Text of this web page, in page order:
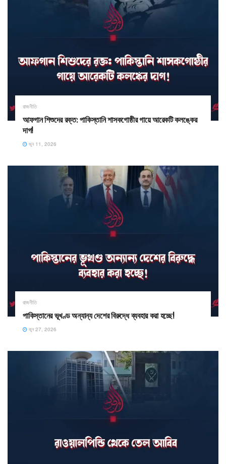
রাজনীতি
আফগান শিশুদের রক্ত: পাকিস্তানি শাসকগোষ্ঠীর গায়ে আরেকটি কলঙ্কের
দাগ!
জুন 11, 2026
রাজনীতি
পাকিস্তানের ভূখণ্ড অন্যান্য দেশের বিরুদ্ধে ব্যবহার করা হচ্ছে!
জুন 27, 2026